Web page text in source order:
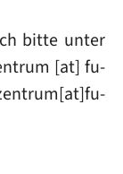
bitte unter
[at]fu-